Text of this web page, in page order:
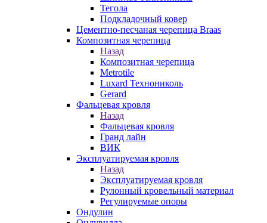
Тегола
Подкладочный ковер
Цементно-песчаная черепица Braas
Композитная черепица
Назад
Композитная черепица
Metrotile
Luxard Технониколь
Gerard
Фальцевая кровля
Назад
Фальцевая кровля
Гранд лайн
ВИК
Эксплуатируемая кровля
Назад
Эксплуатируемая кровля
Рулонный кровельный материал
Регулируемые опоры
Ондулин